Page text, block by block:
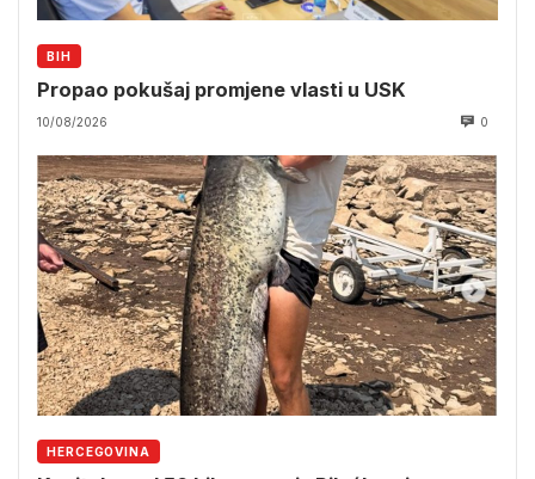
BIH
Propao pokušaj promjene vlasti u USK
10/08/2026 0
HERCEGOVINA